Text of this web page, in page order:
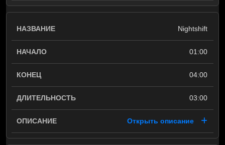
Nightshift
01:00
04:00
03:00
Открыть описание